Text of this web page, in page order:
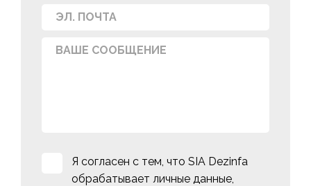
Я согласен с тем, что SIA Dezinfa
обрабатывает личные данные,